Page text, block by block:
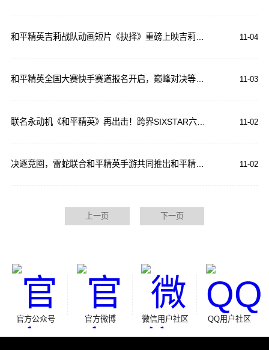
11-04
和平精英全国大赛快手赛道报名开启，巅峰对决等你来战 11-03
联名永动机《和平精英》再出击！跨界SIXSTAR六星邀你一起战术增肌 11-02
决逐竞圈，雷蛇联合和平精英手游共同推出和平精英×雷蛇限定礼盒 11-02
上一页 下一页
官方公众号 官方微博 微信用户社区 QQ用户社区